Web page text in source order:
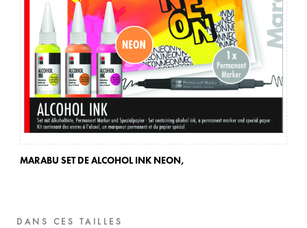
MARABU SET DE ALCOHOL INK NEON,
DANS CES TAILLES